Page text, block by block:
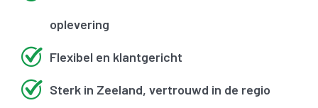
oplevering
Flexibel en klantgericht
Sterk in Zeeland, vertrouwd in de regio